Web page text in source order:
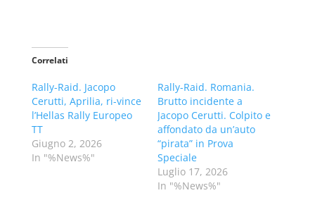
Correlati
Rally-Raid. Jacopo
Cerutti, Aprilia, ri-vince
l’Hellas Rally Europeo
TT
Giugno 2, 2026
In "%News%"
Rally-Raid. Romania.
Brutto incidente a
Jacopo Cerutti. Colpito e
affondato da un’auto
“pirata” in Prova
Speciale
Luglio 17, 2026
In "%News%"